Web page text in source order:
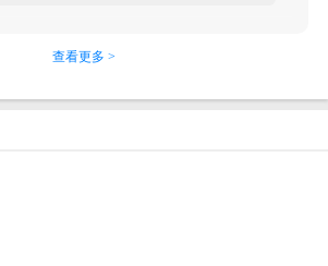
查看更多 >